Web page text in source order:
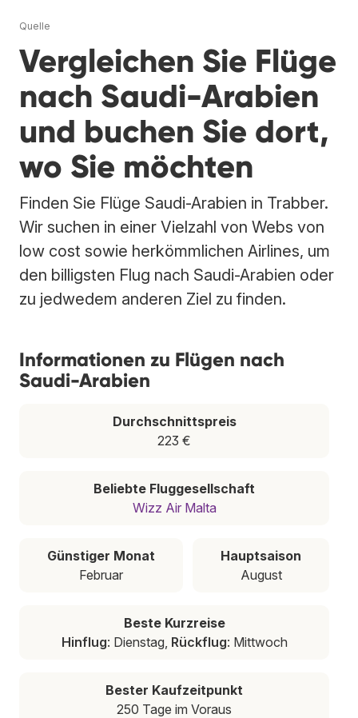
Quelle
Vergleichen Sie Flüge
nach Saudi-Arabien
und buchen Sie dort,
wo Sie möchten
Finden Sie Flüge Saudi-Arabien in Trabber.
Wir suchen in einer Vielzahl von Webs von
low cost sowie herkömmlichen Airlines, um
den billigsten Flug nach Saudi-Arabien oder
zu jedwedem anderen Ziel zu finden.
Informationen zu Flügen nach
Saudi-Arabien
Durchschnittspreis
223 €
Beliebte Fluggesellschaft
Wizz Air Malta
Günstiger Monat
Februar
Hauptsaison
August
Beste Kurzreise
Hinflug: Dienstag, Rückflug: Mittwoch
Bester Kaufzeitpunkt
250 Tage im Voraus